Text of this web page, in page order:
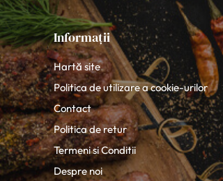
Informații
Hartă site
Politica de utilizare a cookie-urilor
Contact
Politica de retur
Termeni si Conditii
Despre noi